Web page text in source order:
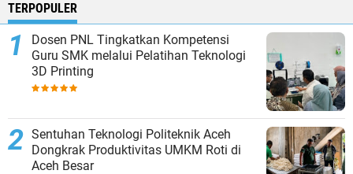
TERPOPULER
Dosen PNL Tingkatkan Kompetensi
Guru SMK melalui Pelatihan Teknologi
3D Printing
Sentuhan Teknologi Politeknik Aceh
Dongkrak Produktivitas UMKM Roti di
Aceh Besar